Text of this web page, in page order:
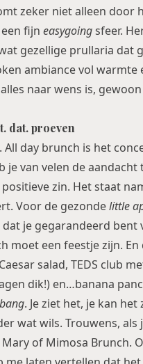
zeker niet alleen door
fijn easygoingsfeer.
gezellige prullaria dat
ambiance vol warmte
naar wens is,
dat. proeven
day brunch is het
je van velen de
zin. Het staat
Voor de gezondelittle
je gegarandeerd bent
moet een feestje zijn.
salad, TEDS club
dik!) en…banana
. Je ziet het, je kan
wat wils. Trouwens, als
of Mimosa Brunch.